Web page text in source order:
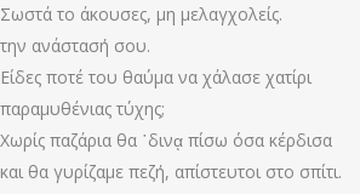
Σωστά το άκουσες, μη μελαγχολείς.
την ανάστασή σου.
Είδες ποτέ του θαύμα να χάλασε χατίρι
παραμυθένιας τύχης;
Χωρίς παζάρια θα ῾δινᾳ πίσω όσα κέρδισα
και θα γυρίζαμε πεζή, απίστευτοι στο σπίτι.